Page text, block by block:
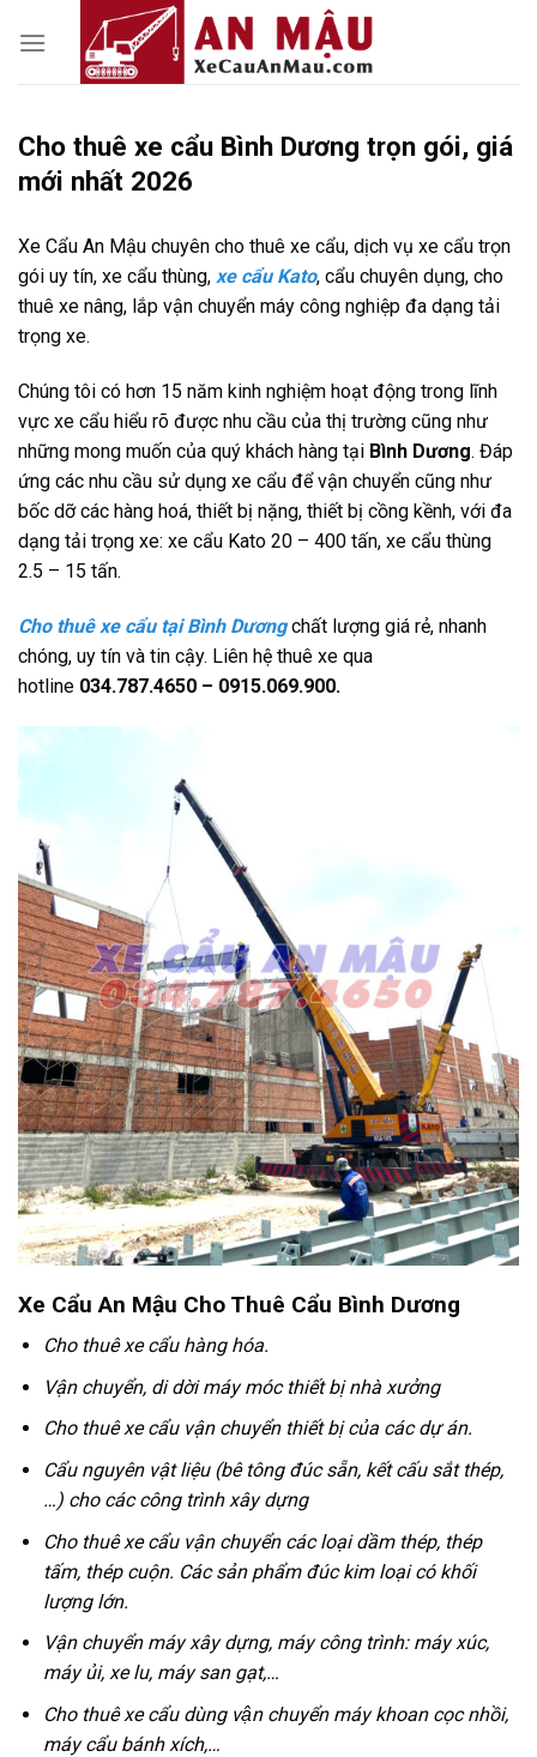
Cho thuê xe cẩu Bình Dương trọn gói, giá
mới nhất 2026
Xe Cẩu An Mậu chuyên cho thuê xe cẩu, dịch vụ xe cẩu trọn
gói uy tín, xe cẩu thùng, xe cẩu Kato, cẩu chuyên dụng, cho
thuê xe nâng, lắp vận chuyển máy công nghiệp đa dạng tải
trọng xe.
Chúng tôi có hơn 15 năm kinh nghiệm hoạt động trong lĩnh
vực xe cẩu hiểu rõ được nhu cầu của thị trường cũng như
những mong muốn của quý khách hàng tại Bình Dương. Đáp
ứng các nhu cầu sử dụng xe cẩu để vận chuyển cũng như
bốc dỡ các hàng hoá, thiết bị nặng, thiết bị cồng kềnh, với đa
dạng tải trọng xe: xe cẩu Kato 20 – 400 tấn, xe cẩu thùng
2.5 – 15 tấn.
Cho thuê xe cẩu tại Bình Dươngchất lượng giá rẻ, nhanh
chóng, uy tín và tin cậy. Liên hệ thuê xe qua
hotline 034.787.4650 – 0915.069.900.
Xe Cẩu An Mậu Cho Thuê Cẩu Bình Dương
Cho thuê xe cẩu hàng hóa.
Vận chuyển, di dời máy móc thiết bị nhà xưởng
Cho thuê xe cẩu vận chuyển thiết bị của các dự án.
Cẩu nguyên vật liệu (bê tông đúc sẵn, kết cấu sắt thép,
…) cho các công trình xây dựng
Cho thuê xe cẩu vận chuyển các loại dầm thép, thép
tấm, thép cuộn. Các sản phẩm đúc kim loại có khối
lượng lớn.
Vận chuyển máy xây dựng, máy công trình: máy xúc,
máy ủi, xe lu, máy san gạt,…
Cho thuê xe cẩu dùng vận chuyển máy khoan cọc nhồi,
máy cẩu bánh xích,…